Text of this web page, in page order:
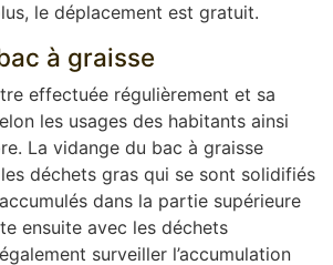
le déplacement est gratuit.
à graisse
effectuée régulièrement et sa
les usages des habitants ainsi
La vidange du bac à graisse
déchets gras qui se sont solidifiés
dans la partie supérieure
ensuite avec les déchets
surveiller l’accumulation